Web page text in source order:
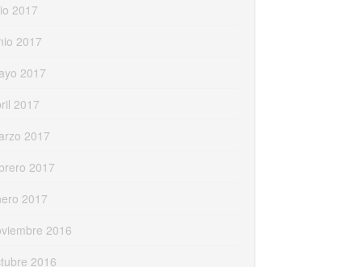
2017
2017
2017
2017
2017
2017
2017
2016
2016